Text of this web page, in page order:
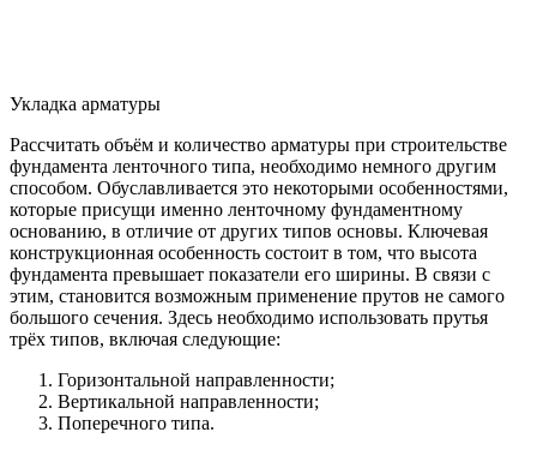
Укладка арматуры
Рассчитать объём и количество арматуры при строительстве
фундамента ленточного типа, необходимо немного другим
способом. Обуславливается это некоторыми особенностями,
которые присущи именно ленточному фундаментному
основанию, в отличие от других типов основы. Ключевая
конструкционная особенность состоит в том, что высота
фундамента превышает показатели его ширины. В связи с
этим, становится возможным применение прутов не самого
большого сечения. Здесь необходимо использовать прутья
трёх типов, включая следующие:
Горизонтальной направленности;
Вертикальной направленности;
Поперечного типа.